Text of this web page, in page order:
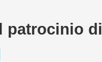
patrocinio di